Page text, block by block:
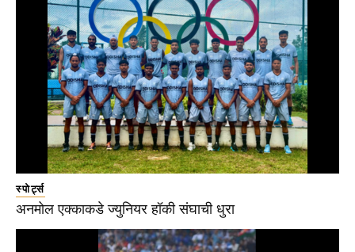
स्पोर्ट्स
अनमोल एक्काकडे ज्युनियर हॉकी संघाची धुरा